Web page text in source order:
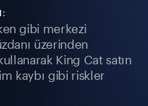
:
gibi merkezi
üzerinden
King Cat satın
kaybı gibi riskler